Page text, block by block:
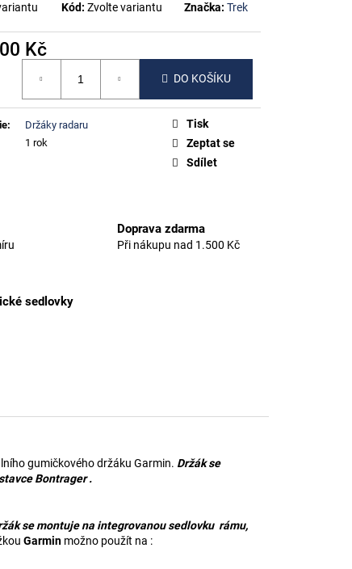
Kód: Zvolte variantu Značka: Trek
Kč
DO KOŠÍKU
:
Držáky radaru
1 rok
Tisk
Zeptat se
Sdílet
Doprava zdarma
Při nákupu nad 1.500 Kč
sedlovky
gumičkového držáku Garmin. Držák se
Bontrager.
se montuje na integrovanou sedlovku rámu,
Garmin možno použít na :